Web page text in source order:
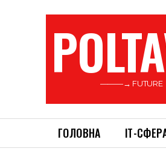
———→ FUTURE
ГОЛОВНА ІТ-